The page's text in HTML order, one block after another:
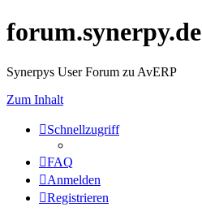
forum.synerpy.de
Synerpys User Forum zu AvERP
Zum Inhalt
Schnellzugriff
FAQ
Anmelden
Registrieren